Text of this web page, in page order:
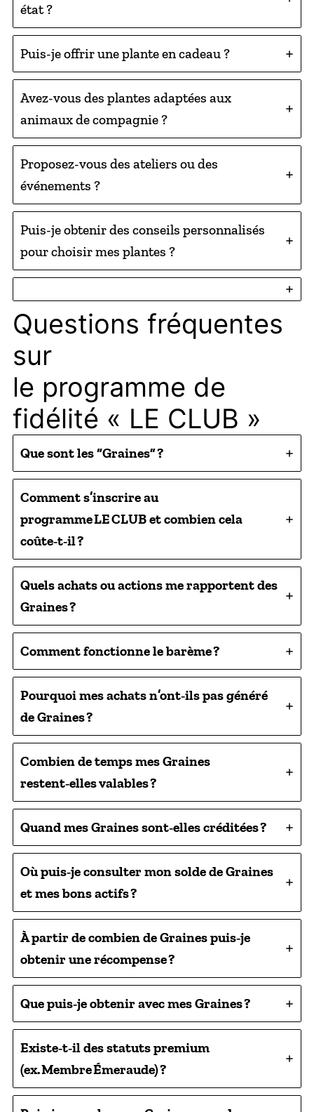
état ?
Puis-je offrir une plante en cadeau ?
Avez-vous des plantes adaptées aux
animaux de compagnie ?
Proposez-vous des ateliers ou des
événements ?
Puis-je obtenir des conseils personnalisés
pour choisir mes plantes ?
Questions fréquentes
sur
le programme de
fidélité « LE CLUB »
Que sont les “Graines” ?
Comment s’inscrire au
programme LE CLUB et combien cela
coûte‑t‑il ?
Quels achats ou actions me rapportent des
Graines ?
Comment fonctionne le barème ?
Pourquoi mes achats n’ont‑ils pas généré
de Graines ?
Combien de temps mes Graines
restent‑elles valables ?
Quand mes Graines sont‑elles créditées ?
Où puis‑je consulter mon solde de Graines
et mes bons actifs ?
À partir de combien de Graines puis‑je
obtenir une récompense ?
Que puis‑je obtenir avec mes Graines ?
Existe‑t‑il des statuts premium
(ex. Membre Émeraude) ?